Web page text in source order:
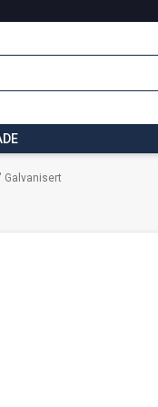
Galvanisert